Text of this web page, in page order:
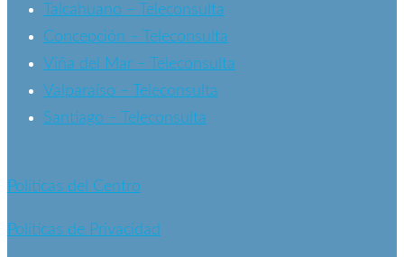
Talcahuano – Teleconsulta
Concepción – Teleconsulta
Viña del Mar – Teleconsulta
Valparaíso – Teleconsulta
Santiago – Teleconsulta
Políticas del Centro
Políticas de Privacidad